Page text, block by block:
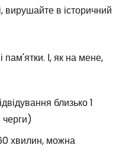
в історичний
пам'ятки. І, як на мене,
близько 1
черги)
хвилин, можна